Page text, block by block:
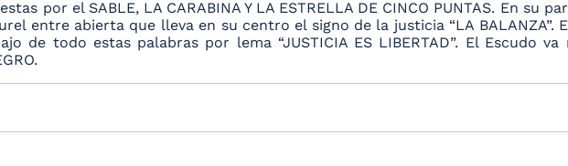
por el SABLE, LA CARABINA Y LA ESTRELLA DE CINCO PUNTAS. En su
entre abierta que lleva en su centro el signo de la justicia “LA
de todo estas palabras por lema “JUSTICIA ES LIBERTAD”. El Escudo